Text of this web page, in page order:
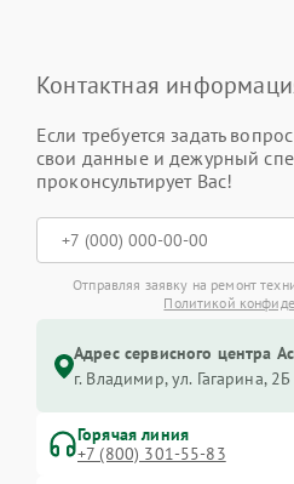
Контактная
Если требуется задать
свои данные и дежурный
проконсультирует Вас!
Отправляя заявку на ремонт
Политикой
Адрес сервисного центра
г. Владимир, ул. Гагарина, 2Б
Горячая линия
+7 (800) 301-55-83